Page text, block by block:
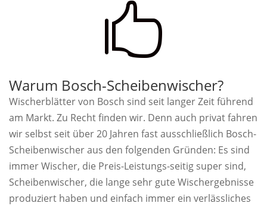

Warum Bosch-Scheibenwischer?
Wischerblätter von Bosch sind seit langer Zeit führend
am Markt. Zu Recht finden wir. Denn auch privat fahren
wir selbst seit über 20 Jahren fast ausschließlich Bosch-
Scheibenwischer aus den folgenden Gründen: Es sind
immer Wischer, die Preis-Leistungs-seitig super sind,
Scheibenwischer, die lange sehr gute Wischergebnisse
produziert haben und einfach immer ein verlässliches